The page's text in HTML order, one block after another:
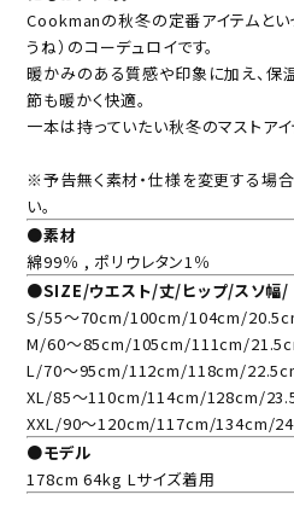
Cookmanの秋冬の定番アイテムとい
うね）のコーデュロイです。
暖かみのある質感や印象に加え、保
節も暖かく快適。
一本は持っていたい秋冬のマストアイ
※予告無く素材・仕様を変更する場
い。
●素材
綿99％ , ポリウレタン1％
●SIZE/ウエスト/丈/ヒップ/スソ幅/
S/55～70cm/100cm/104cm/
M/60～85cm/105cm/111cm/
L/70～95cm/112cm/118cm/
XL/85～110cm/114cm/128cm/
XXL/90～120cm/117cm/134cm/
●モデル
178cm 64kg Lサイズ着用